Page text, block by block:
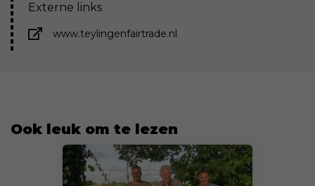
Externe links
www.teylingenfairtrade.nl
Ook leuk om te lezen